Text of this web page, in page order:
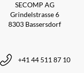
SECOMP AG
Grindelstrasse 6
8303 Bassersdorf
+41 44 511 87 10